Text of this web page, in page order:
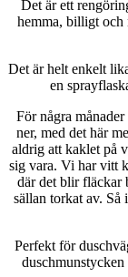
Det är ett
hemma, billigt och
Det är helt enkelt
en
För några
ner, med det här
aldrig att kaklet på
sig vara. Vi har vitt
där det blir fläckar
sällan torkat av. Så
Perfekt för